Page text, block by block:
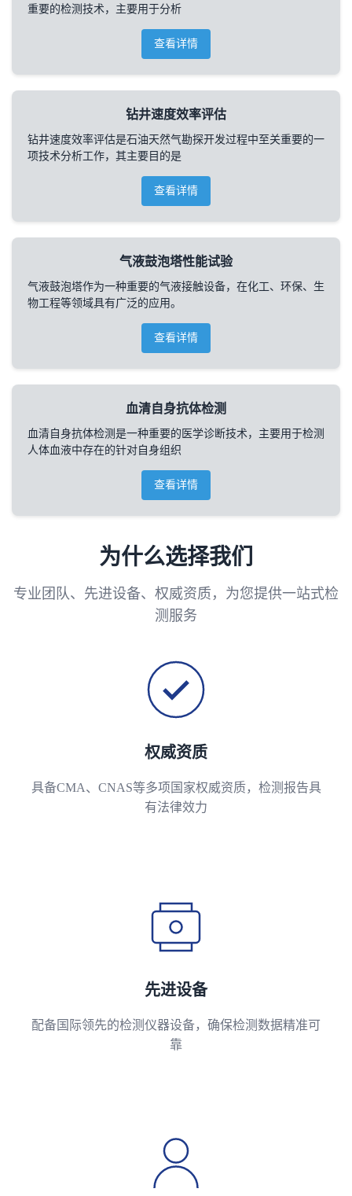
重要的检测技术，主要用于分析
查看详情
钻井速度效率评估
钻井速度效率评估是石油天然气勘探开发过程中至关重要的一
项技术分析工作，其主要目的是
查看详情
气液鼓泡塔性能试验
气液鼓泡塔作为一种重要的气液接触设备，在化工、环保、生
物工程等领域具有广泛的应用。
查看详情
血清自身抗体检测
血清自身抗体检测是一种重要的医学诊断技术，主要用于检测
人体血液中存在的针对自身组织
查看详情
为什么选择我们
专业团队、先进设备、权威资质，为您提供一站式检
测服务
权威资质
具备CMA、CNAS等多项国家权威资质，检测报告具
有法律效力
先进设备
配备国际领先的检测仪器设备，确保检测数据精准可
靠